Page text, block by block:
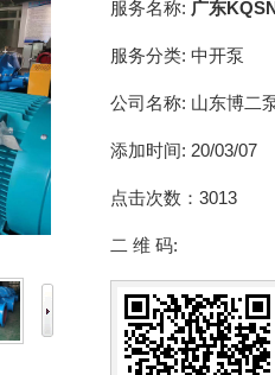
服务名称: 广东
服务分类: 中开泵
公司名称: 山东博二
添加时间: 20/03/07
点击次数： 3013
二 维 码: